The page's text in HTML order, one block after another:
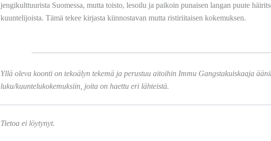
jengikulttuurista Suomessa, mutta toisto, lesoilu ja paikoin punaisen langan puute
kuuntelijoista. Tämä tekee kirjasta kiinnostavan mutta ristiriitaisen kokemuksen.
Yllä oleva koonti on tekoälyn tekemä ja perustuu aitoihin Immu Gangstakuiskaaja
luku/kuuntelukokemuksiin, joita on haettu eri lähteistä.
Tietoa ei löytynyt.